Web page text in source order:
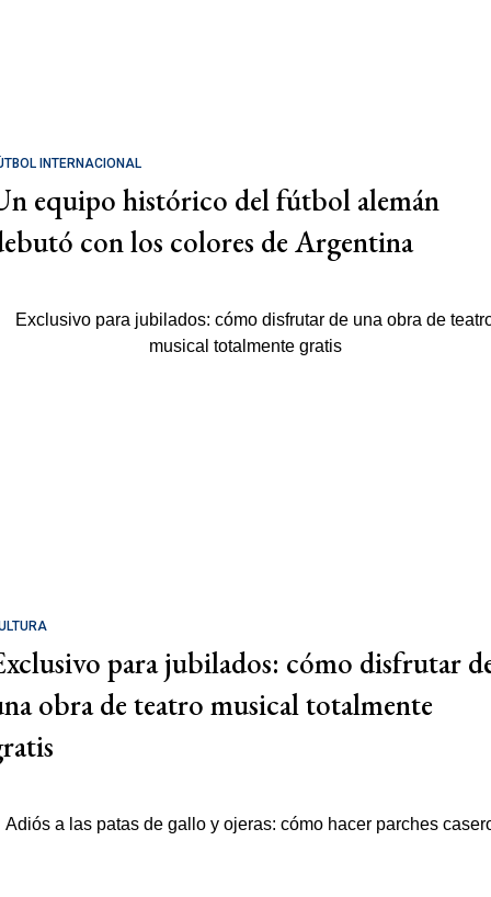
INTERNACIONAL
equipo histórico del fútbol alemán
con los colores de Argentina
para jubilados: cómo disfrutar
obra de teatro musical totalmente